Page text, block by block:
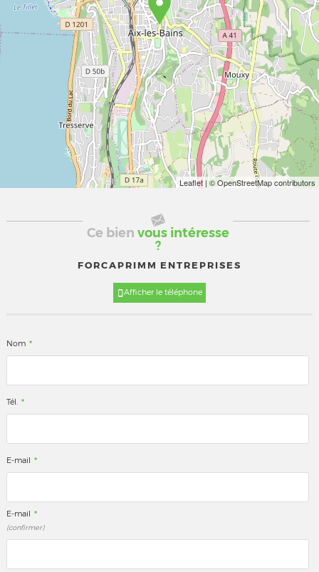
Leaflet | © OpenStreetMap contributors
Ce bien vous intéresse
?
FORCAPRIMM ENTREPRISES
Afficher le téléphone
Nom *
Tél. *
E-mail *
E-mail *
(confirmer)